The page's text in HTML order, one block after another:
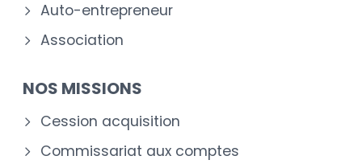
Auto-entrepreneur
Association
NOS MISSIONS
Cession acquisition
Commissariat aux comptes